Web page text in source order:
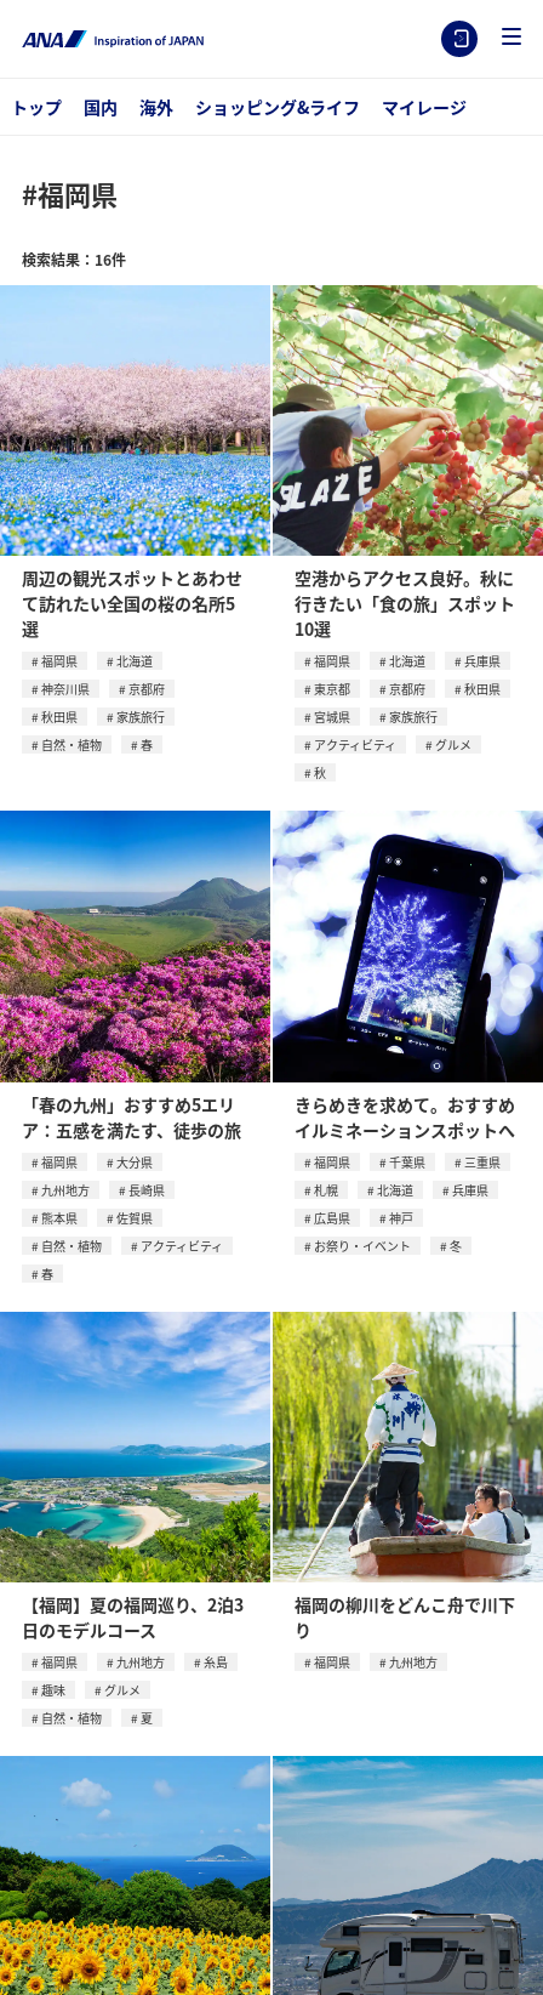
トップ 国内 海外 ショッピング&ライフ マイレージ
#福岡県
検索結果：16件
周辺の観光スポットとあわせ
て訪れたい全国の桜の名所5
選
福岡県
北海道
神奈川県
京都府
秋田県
家族旅行
自然・植物
春
空港からアクセス良好。秋に
行きたい「食の旅」スポット
10選
福岡県 北海道
兵庫県
東京都
京都府
秋田県
宮城県
家族旅行
アクティビティ
グルメ
秋
「春の九州」おすすめ5エリ
ア：五感を満たす、徒歩の旅
福岡県
大分県
九州地方
長崎県
熊本県
佐賀県
自然・植物
アクティビティ
春
きらめきを求めて。おすすめ
イルミネーションスポットへ
福岡県 千葉県
三重県
札幌
北海道
兵庫県
広島県
神戸
お祭り・イベント
冬
【福岡】夏の福岡巡り、2泊3
日のモデルコース
福岡県 九州地方
糸島
趣味
グルメ
自然・植物
夏
福岡の柳川をどんこ舟で川下
り
福岡県 九州地方